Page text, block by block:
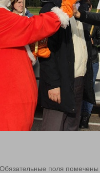
Обязательные поля помечены